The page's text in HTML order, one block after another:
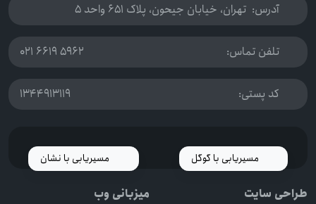
آدرس: تهران، خیابان جیحون، پلاک 651 واحد 5
تلفن تماس: 021 6619 5962
کد پستی: 1344913119
مسیریابی با گوگل مسیریابی با نشان
طراحی سایت
میزبانی وب